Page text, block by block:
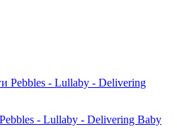
- Lullaby - Delivering Baby